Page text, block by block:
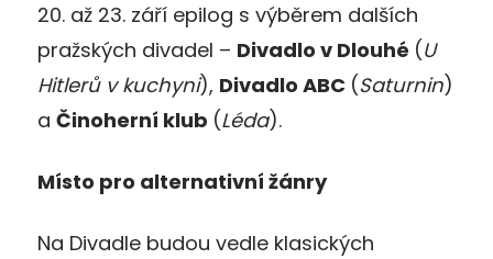
20. až 23. září epilog s výběrem dalších
pražských divadel – Divadlo v Dlouhé (U
Hitlerů v kuchyni), Divadlo ABC (Saturnin)
a Činoherní klub (Léda).
Místo pro alternativní žánry
Na Divadle budou vedle klasických